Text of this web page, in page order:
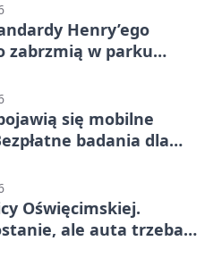
Henry’ego
zabrzmią w parku
się mobilne
badania dla
Oświęcimskiej.
ale auta trzeba